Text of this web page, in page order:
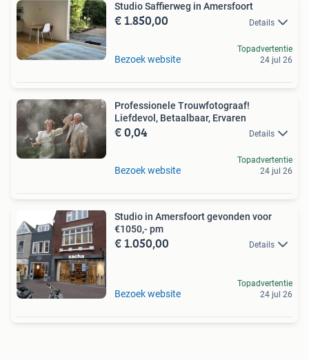
Studio Saffierweg in Amersfoort
€ 1.850,00 Details
Bezoek website
Topadvertentie
24 jul 26
Professionele Trouwfotograaf!
Liefdevol, Betaalbaar, Ervaren
€ 0,04 Details
Bezoek website
Topadvertentie
24 jul 26
Studio in Amersfoort gevonden voor
€1050,- pm
€ 1.050,00 Details
Bezoek website
Topadvertentie
24 jul 26